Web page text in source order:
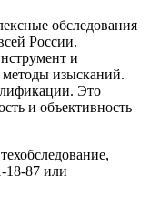
обследования
России.
и
изысканий.
Это
и объективность
18-87 или